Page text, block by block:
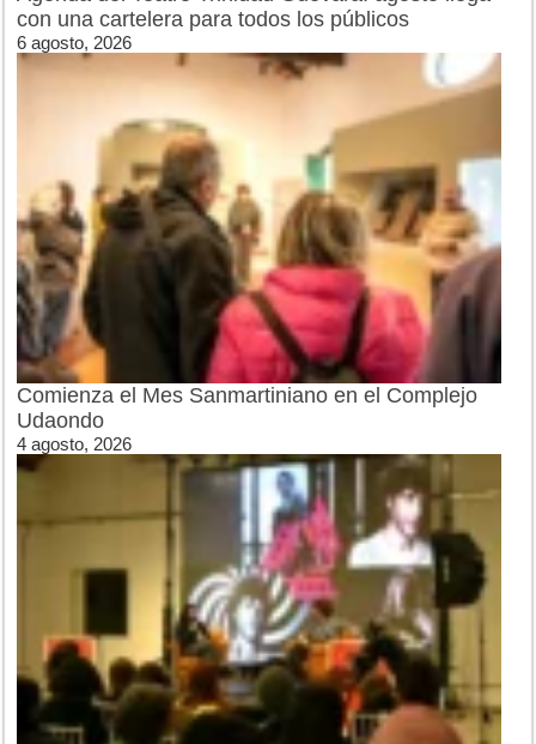
con una cartelera para todos los públicos
6 agosto, 2026
Comienza el Mes Sanmartiniano en el Complejo
Udaondo
4 agosto, 2026